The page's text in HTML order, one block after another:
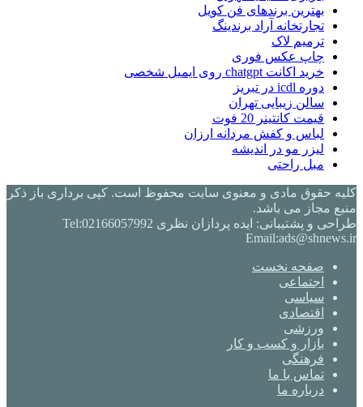
بهترین برندهای فن کویل
تجارتخانه آراد برندینگ
ترمیم لاک
چاپ عکس فوری
خرید اکانت chatgpt روی ایمیل شخصی
دوره icdl در تبریز
سالن زیبایی تهران
قیمت کانتینر 20 فوت
لباس و کفش مردانه ارزان
لیزر مو در اندیشه
مبل راحتی
کلیه حقوق مادی و معنوی سایت محفوظ است. کپی برداری باز ذکر
منبع مجاز می باشد.
طراحی و پشتیبانی: ایده پردازان نظری Tel:02166057992
Email:ads@shnews.ir
صفحه نخست
اجتماعی
سیاسی
اقتصادی
ورزشی
بازار و کسب و کار
فرهنگی
تماس با ما
درباره ما